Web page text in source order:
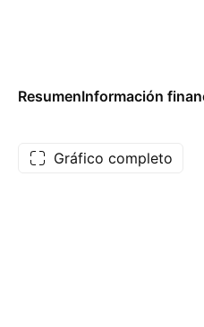
ResumenInformación
Gráfico completo